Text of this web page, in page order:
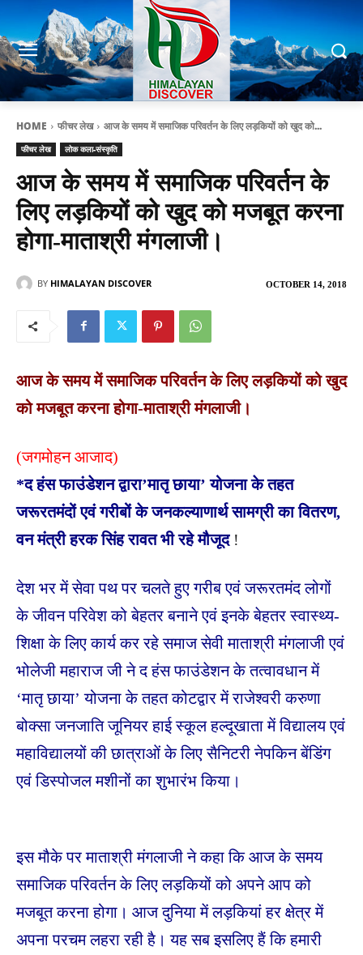
HOME फीचर लेख आज के समय में समाजिक परिवर्तन के लिए लड़कियों को खुद को...
फीचर लेख लोक कला-संस्कृति
आज के समय में समाजिक परिवर्तन के
लिए लड़कियों को खुद को मजबूत करना
होगा-माताश्री मंगलाजी।
OCTOBER 14, 2018
BY HIMALAYAN DISCOVER
आज के समय में समाजिक परिवर्तन के लिए लड़कियों को खुद
को मजबूत करना होगा-माताश्री मंगलाजी।
(जगमोहन आजाद)
*द हंस फाउंडेशन द्वारा’मातृ छाया’ योजना के तहत
जरूरतमंदों एवं गरीबों के जनकल्याणार्थ सामग्री का वितरण,
वन मंत्री हरक सिंह रावत भी रहे मौजूद!
देश भर में सेवा पथ पर चलते हुए गरीब एवं जरूरतमंद लोगों
के जीवन परिवेश को बेहतर बनाने एवं इनके बेहतर स्वास्थ्य-
शिक्षा के लिए कार्य कर रहे समाज सेवी माताश्री मंगलाजी एवं
भोलेजी महाराज जी ने द हंस फाउंडेशन के तत्वावधान में
‘मातृ छाया’ योजना के तहतकोटद्वार में राजेश्वरी करुणा
बोक्सा जनजाति जूनियर हाई स्कूल हल्दूखाता में विद्यालय एवं
महाविद्यालयोंकी छात्राओं के लिए सैनिटरी नेपकिन बेंडिंग
एवं डिस्पोजल मशीनों का शुभारंभ किया।
इस मौके पर माताश्री मंगलाजी ने कहा कि आज के समय
समाजिक परिवर्तन के लिए लड़कियों को अपने आप को
मजबूत करना होगा। आज दुनिया में लड़कियां हर क्षेत्र में
अपना परचम लहरा रही है। यह सब इसलिए हैं कि हमारी